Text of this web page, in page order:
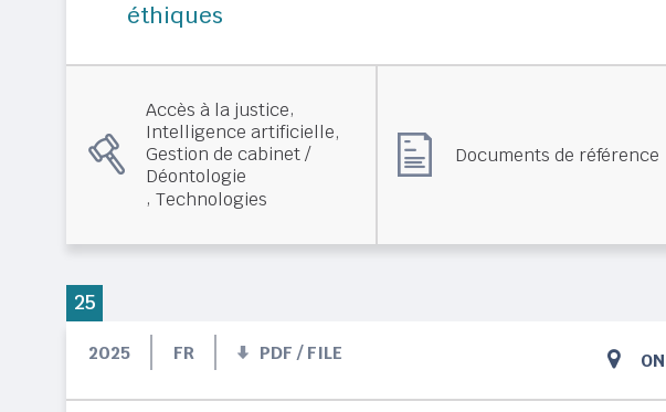
éthiques
Accès à la justice,
Intelligence artificielle,
Gestion de cabinet /
Déontologie
,Technologies
Documents de référence
2025 FR PDF / FILE ON
25